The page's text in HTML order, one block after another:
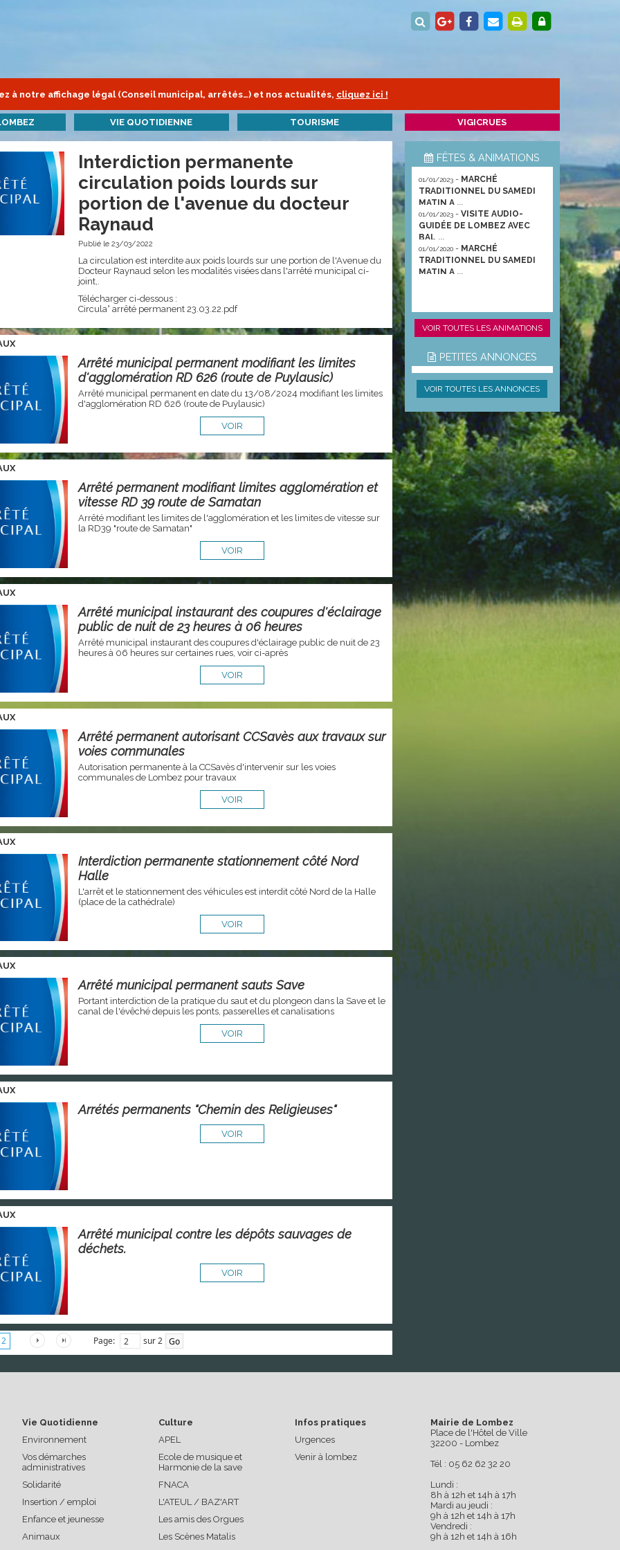
à notre affichage légal (Conseil municipal, arrêtés…) et nos actualités, cliquez ici !
VIE QUOTIDIENNE TOURISME VIGICRUES
Interdiction permanente
circulation poids lourds sur
portion de l'avenue du docteur
Raynaud
Publié le 23/03/2022
La circulation est interdite aux poids lourds sur une portion de l'Avenue du
Docteur Raynaud selon les modalités visées dans l'arrêté municipal ci-
joint,.
Télécharger ci-dessous :
Circula° arrêté permanent 23.03.22.pdf
Arrêté municipal permanent modifiant les limites
d'agglomération RD 626 (route de Puylausic)
Arrêté municipal permanent en date du 13/08/2024 modifiant les limites
d'agglomération RD 626 (route de Puylausic)
VOIR
Arrêté permanent modifiant limites agglomération et
vitesse RD 39 route de Samatan
Arrêté modifiant les limites de l'agglomération et les limites de vitesse sur
la RD39 "route de Samatan"
VOIR
Arrêté municipal instaurant des coupures d'éclairage
public de nuit de 23 heures à 06 heures
Arrêté municipal instaurant des coupures d'éclairage public de nuit de 23
heures à 06 heures sur certaines rues, voir ci-après
VOIR
Arrêté permanent autorisant CCSavès aux travaux sur
voies communales
Autorisation permanente à la CCSavès d'intervenir sur les voies
communales de Lombez pour travaux
VOIR
Interdiction permanente stationnement côté Nord
Halle
L'arrêt et le stationnement des véhicules est interdit côté Nord de la Halle
(place de la cathédrale)
VOIR
Arrêté municipal permanent sauts Save
Portant interdiction de la pratique du saut et du plongeon dans la Save et le
canal de l'évêché depuis les ponts, passerelles et canalisations
VOIR
Arrétés permanents "Chemin des Religieuses"
VOIR
Arrêté municipal contre les dépôts sauvages de
déchets.
VOIR
2 Page: sur 2
FÊTES & ANIMATIONS
01/01/2023- MARCHÉ
TRADITIONNEL DU SAMEDI
MATIN A ...
01/01/2023- VISITE AUDIO-
GUIDÉE DE LOMBEZ AVEC
BAL ...
01/01/2020- MARCHÉ
TRADITIONNEL DU SAMEDI
MATIN A ...
VOIR TOUTES LES ANIMATIONS
PETITES ANNONCES
VOIR TOUTES LES ANNONCES
Vie Quotidienne
Environnement
Vos démarches
administratives
Solidarité
Insertion / emploi
Enfance et jeunesse
Animaux
Culture
APEL
Ecole de musique et
Harmonie de la save
FNACA
L'ATEUL / BAZ'ART
Les amis des Orgues
Les Scènes Matalis
Infos pratiques
Urgences
Venir à lombez
Mairie de Lombez
Place de l'Hôtel de Ville
32200 - Lombez
Tél : 05 62 62 32 20
Lundi :
8h à 12h et 14h à 17h
Mardi au jeudi :
9h à 12h et 14h à 17h
Vendredi :
9h à 12h et 14h à 16h